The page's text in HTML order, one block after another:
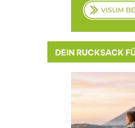
DEIN RUCKSACK